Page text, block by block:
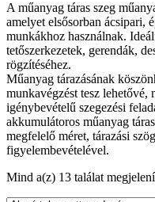
A műanyag táras szeg
amelyet elsősorban ácsipari,
munkákhoz használnak.
tetőszerkezetek, gerendák,
rögzítéséhez.
Műanyag tárazásának
munkavégzést tesz
igénybevételű szegezési
akkumulátoros műanyag
megfelelő méret, tárazási
figyelembevételével.
Mind a(z) 13 találat